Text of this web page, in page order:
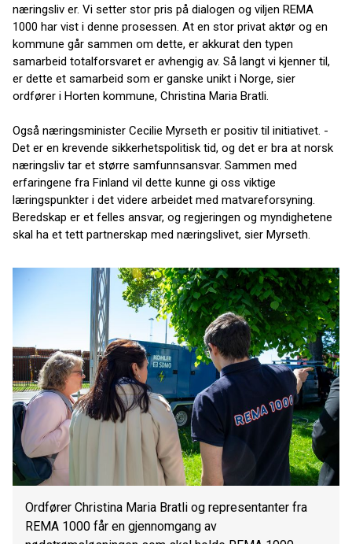
næringsliv er. Vi setter stor pris på dialogen og viljen REMA
1000 har vist i denne prosessen. At en stor privat aktør og en
kommune går sammen om dette, er akkurat den typen
samarbeid totalforsvaret er avhengig av. Så langt vi kjenner til,
er dette et samarbeid som er ganske unikt i Norge, sier
ordfører i Horten kommune, Christina Maria Bratli.
Også næringsminister Cecilie Myrseth er positiv til initiativet. -
Det er en krevende sikkerhetspolitisk tid, og det er bra at norsk
næringsliv tar et større samfunnsansvar. Sammen med
erfaringene fra Finland vil dette kunne gi oss viktige
læringspunkter i det videre arbeidet med matvareforsyning.
Beredskap er et felles ansvar, og regjeringen og myndighetene
skal ha et tett partnerskap med næringslivet, sier Myrseth.
Ordfører Christina Maria Bratli og representanter fra
REMA 1000 får en gjennomgang av